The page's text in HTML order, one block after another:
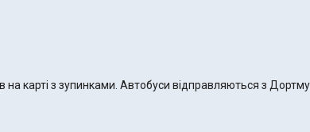
карті з зупинками. Автобуси відправляються з